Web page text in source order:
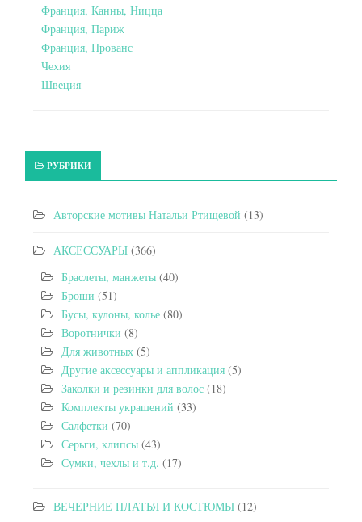
Франция, Канны, Ницца
Франция, Париж
Франция, Прованс
Чехия
Швеция
РУБРИКИ
Авторские мотивы Натальи Ртищевой (13)
АКСЕССУАРЫ (366)
Браслеты, манжеты (40)
Броши (51)
Бусы, кулоны, колье (80)
Воротнички (8)
Для животных (5)
Другие аксессуары и аппликация (5)
Заколки и резинки для волос (18)
Комплекты украшений (33)
Салфетки (70)
Серьги, клипсы (43)
Сумки, чехлы и т.д. (17)
ВЕЧЕРНИЕ ПЛАТЬЯ И КОСТЮМЫ (12)